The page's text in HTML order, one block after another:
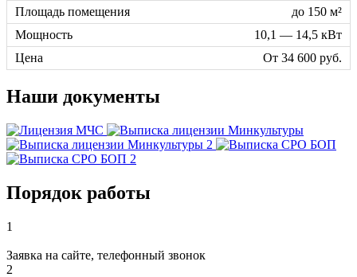
до 150 м²
10,1 — 14,5 кВт
От 34 600 руб.
Наши документы
Порядок работы
1
Заявка на сайте, телефонный звонок
2